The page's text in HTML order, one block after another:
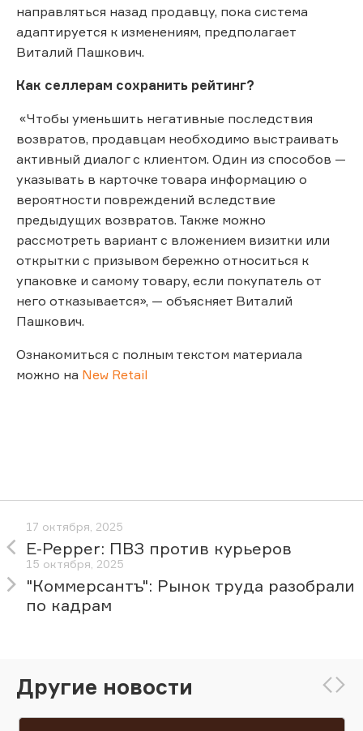
направляться назад продавцу, пока система
адаптируется к изменениям, предполагает
Виталий Пашкович.
Как селлерам сохранить рейтинг?
«Чтобы уменьшить негативные последствия
возвратов, продавцам необходимо выстраивать
активный диалог с клиентом. Один из способов —
указывать в карточке товара информацию о
вероятности повреждений вследствие
предыдущих возвратов. Также можно
рассмотреть вариант с вложением визитки или
открытки с призывом бережно относиться к
упаковке и самому товару, если покупатель от
него отказывается», — объясняет Виталий
Пашкович.
Ознакомиться с полным текстом материала
можно на New Retail
17 октября, 2025
E-Pepper: ПВЗ против курьеров
15 октября, 2025
"Коммерсантъ": Рынок труда разобрали
по кадрам
Другие новости